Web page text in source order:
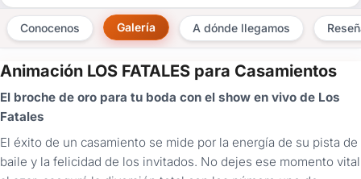
Conocenos Galería A dónde llegamos
Animación LOS FATALES para Casamientos
El broche de oro para tu boda con el show en vivo de Los
Fatales
El éxito de un casamiento se mide por la energía de su pista de
baile y la felicidad de los invitados. No dejes ese momento vital
×
Consultar
¿Ya
tenés
cuenta?